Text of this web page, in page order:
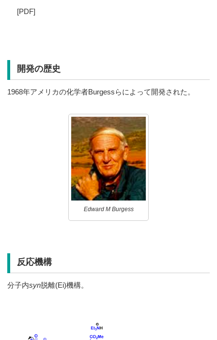
[PDF]
開発の歴史
1968年アメリカの化学者Burgessらによって開発された。
Edward M Burgess
反応機構
分子内syn脱離(Ei)機構。